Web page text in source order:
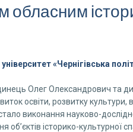
обласним
«Чернігівська
Олег Олександрович та
освіти, розвитку
виконання науково-
історико-культурної